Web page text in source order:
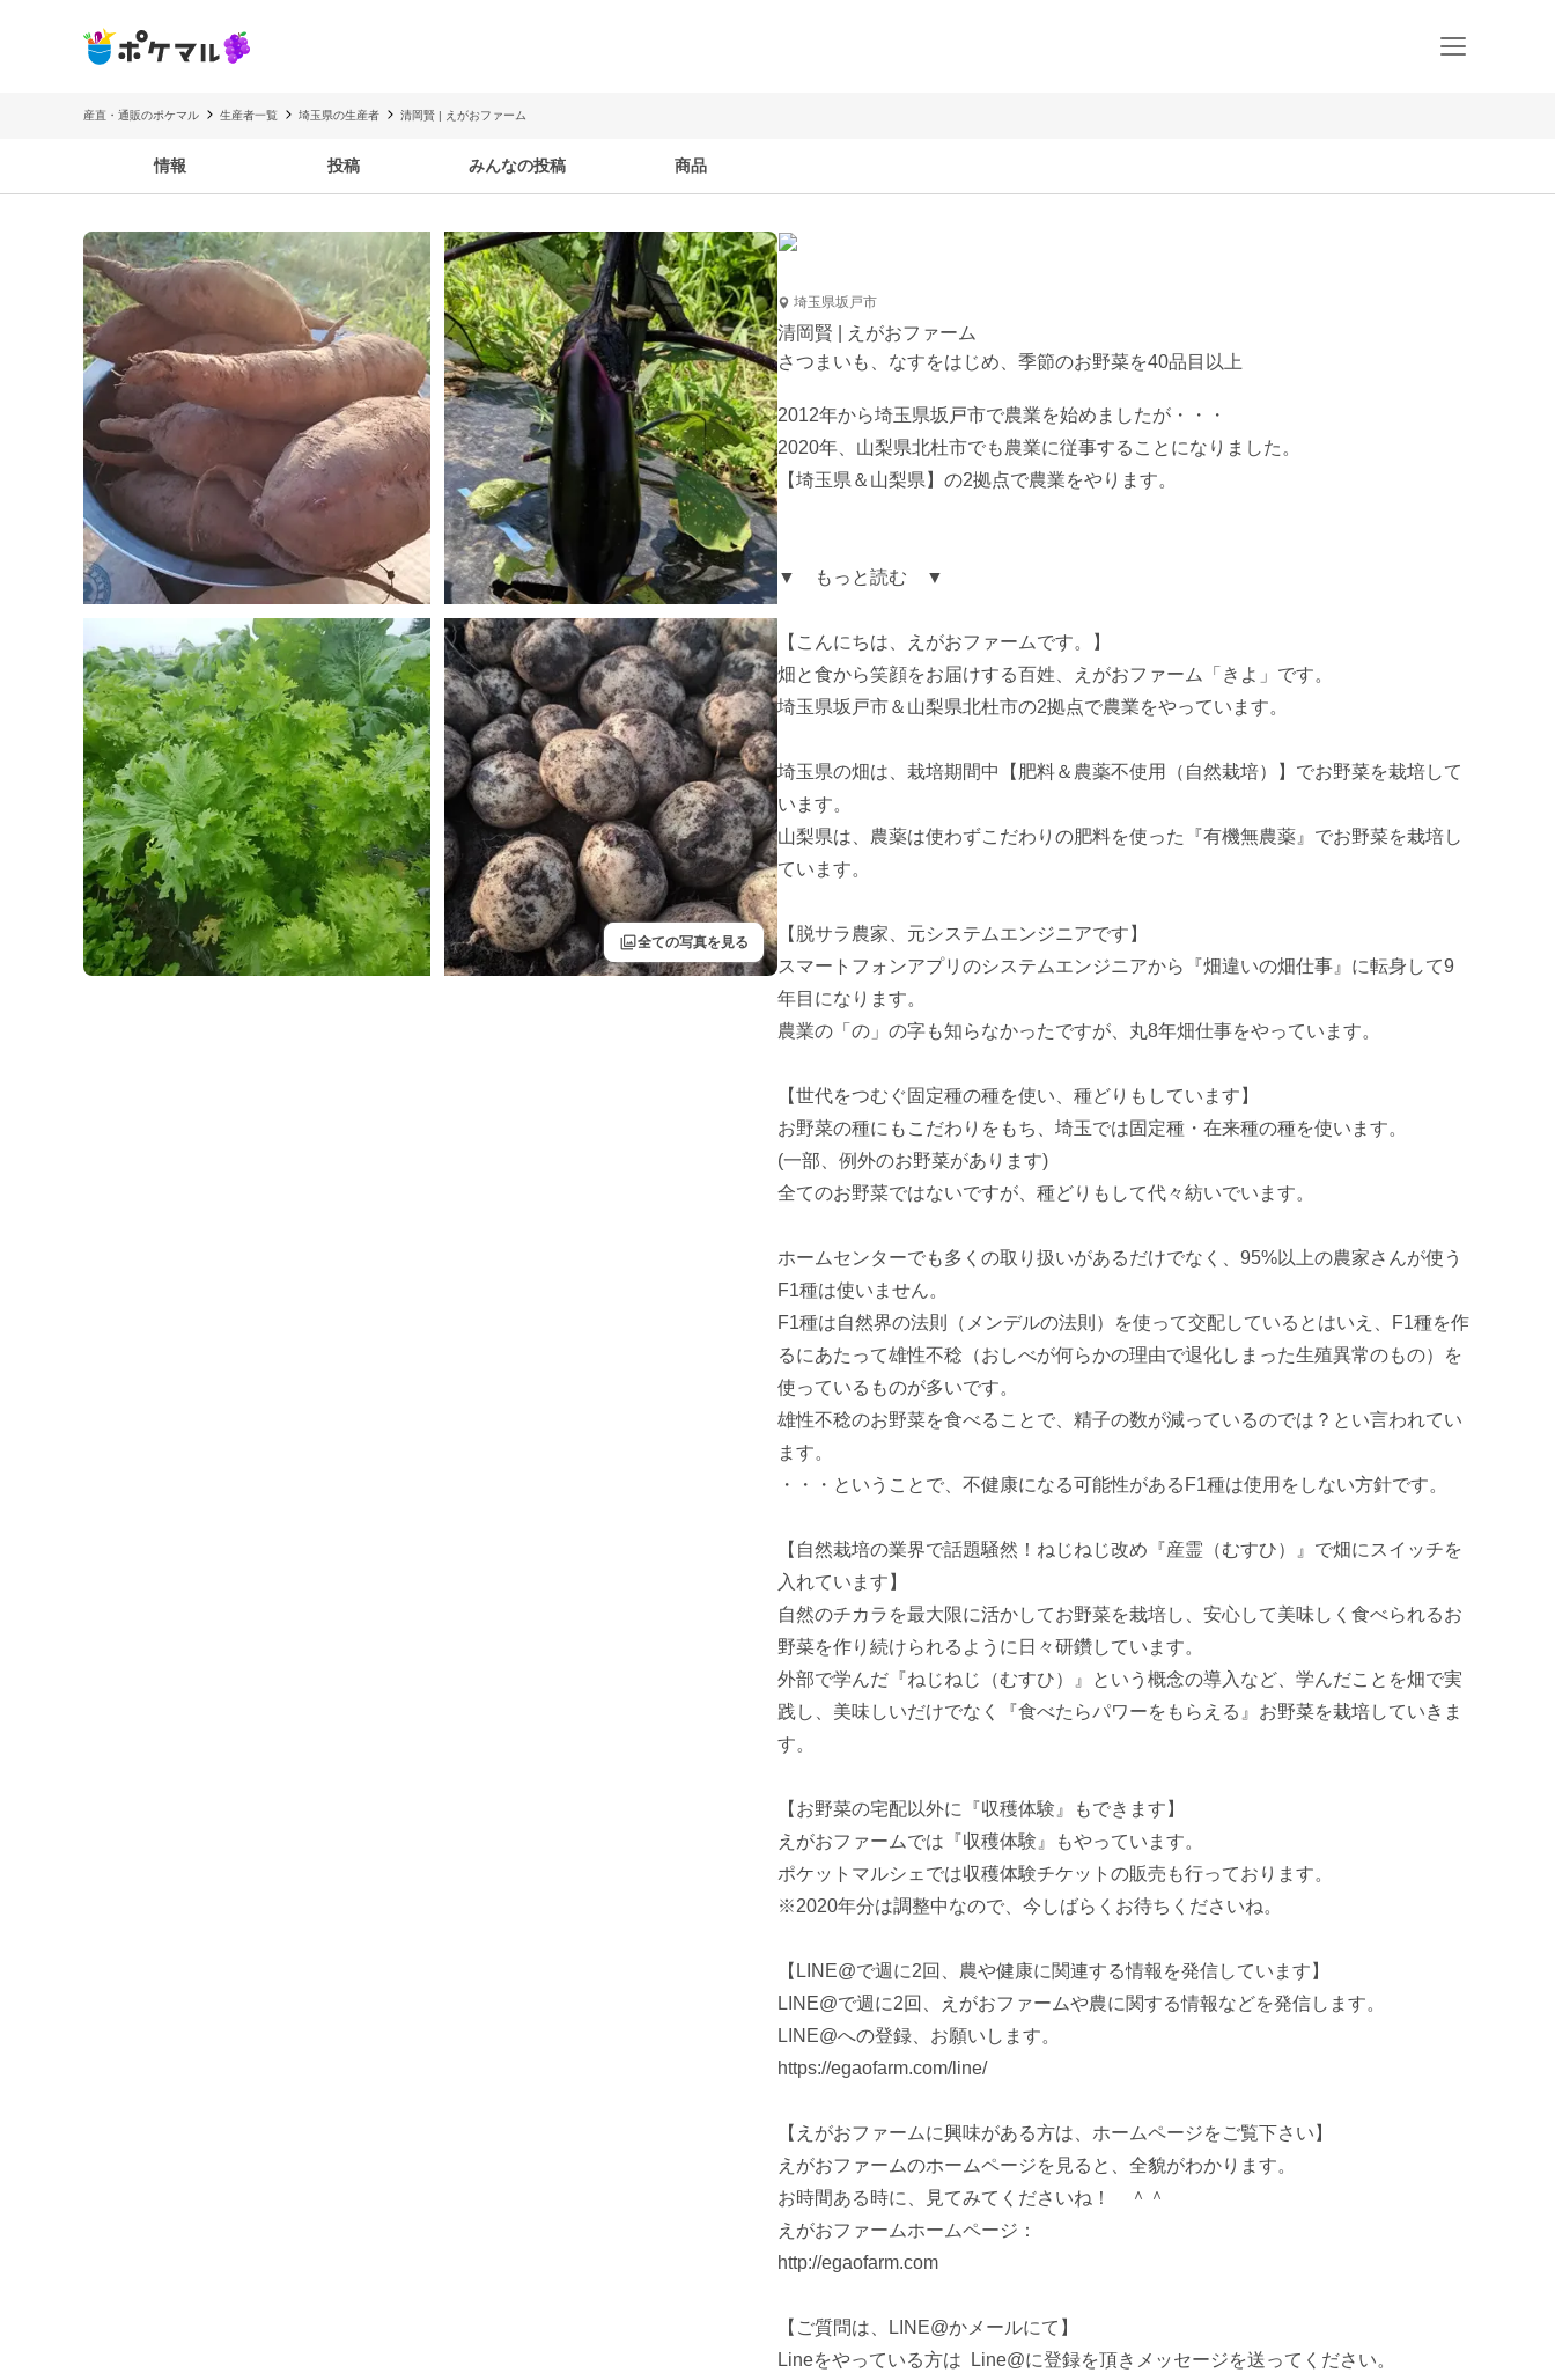
産直・通販のポケマル 生産者一覧 埼玉県の生産者 清岡賢 | えがおファーム
情報 投稿 みんなの投稿 商品
filter全ての写真を見る
埼玉県坂戸市
清岡賢 | えがおファーム
さつまいも、なすをはじめ、季節のお野菜を40品目以上
2012年から埼玉県坂戸市で農業を始めましたが・・・
2020年、山梨県北杜市でも農業に従事することになりました。
【埼玉県＆山梨県】の2拠点で農業をやります。
▼　もっと読む　▼
【こんにちは、えがおファームです。】
畑と食から笑顔をお届けする百姓、えがおファーム「きよ」です。
埼玉県坂戸市＆山梨県北杜市の2拠点で農業をやっています。
埼玉県の畑は、栽培期間中【肥料＆農薬不使用（自然栽培）】でお野菜を栽培して
います。
山梨県は、農薬は使わずこだわりの肥料を使った『有機無農薬』でお野菜を栽培し
ています。
【脱サラ農家、元システムエンジニアです】
スマートフォンアプリのシステムエンジニアから『畑違いの畑仕事』に転身して9
年目になります。
農業の「の」の字も知らなかったですが、丸8年畑仕事をやっています。
【世代をつむぐ固定種の種を使い、種どりもしています】
お野菜の種にもこだわりをもち、埼玉では固定種・在来種の種を使います。
(一部、例外のお野菜があります)
全てのお野菜ではないですが、種どりもして代々紡いでいます。
ホームセンターでも多くの取り扱いがあるだけでなく、95%以上の農家さんが使う
F1種は使いません。
F1種は自然界の法則（メンデルの法則）を使って交配しているとはいえ、F1種を作
るにあたって雄性不稔（おしべが何らかの理由で退化しまった生殖異常のもの）を
使っているものが多いです。
雄性不稔のお野菜を食べることで、精子の数が減っているのでは？とい言われてい
ます。
・・・ということで、不健康になる可能性があるF1種は使用をしない方針です。
【自然栽培の業界で話題騒然！ねじねじ改め『産霊（むすひ）』で畑にスイッチを
入れています】
自然のチカラを最大限に活かしてお野菜を栽培し、安心して美味しく食べられるお
野菜を作り続けられるように日々研鑽しています。
外部で学んだ『ねじねじ（むすひ）』という概念の導入など、学んだことを畑で実
践し、美味しいだけでなく『食べたらパワーをもらえる』お野菜を栽培していきま
す。
【お野菜の宅配以外に『収穫体験』もできます】
えがおファームでは『収穫体験』もやっています。
ポケットマルシェでは収穫体験チケットの販売も行っております。
※2020年分は調整中なので、今しばらくお待ちくださいね。
【LINE@で週に2回、農や健康に関連する情報を発信しています】
LINE@で週に2回、えがおファームや農に関する情報などを発信します。
LINE@への登録、お願いします。
https://egaofarm.com/line/
【えがおファームに興味がある方は、ホームページをご覧下さい】
えがおファームのホームページを見ると、全貌がわかります。
お時間ある時に、見てみてくださいね！　＾＾
えがおファームホームページ：
http://egaofarm.com
【ご質問は、LINE@かメールにて】
Lineをやっている方は  Line@に登録を頂きメッセージを送ってください。